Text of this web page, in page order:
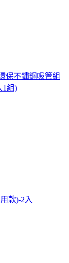
保不鏽鋼吸管組
1組)
款)-2入